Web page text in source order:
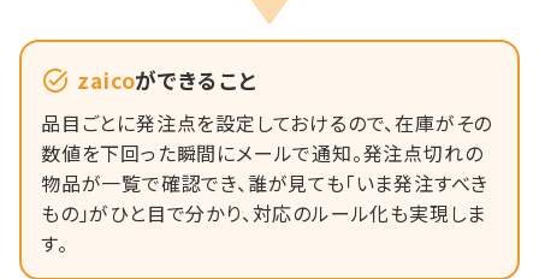
zaicoができること
品目ごとに発注点を設定しておけるので、在庫がその
数値を下回った瞬間にメールで通知。発注点切れの
物品が一覧で確認でき、誰が見ても「いま発注すべき
もの」がひと目で分かり、対応のルール化も実現しま
す。